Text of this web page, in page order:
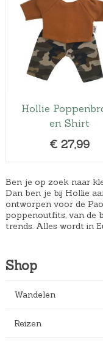
Hollie
en Shirt
€ 27,99
Ben je op zoek naar
Dan ben je bij Hollie
ontworpen voor de
poppenoutfits, van de
trends. Alles wordt in
Shop
Wandelen
Reizen